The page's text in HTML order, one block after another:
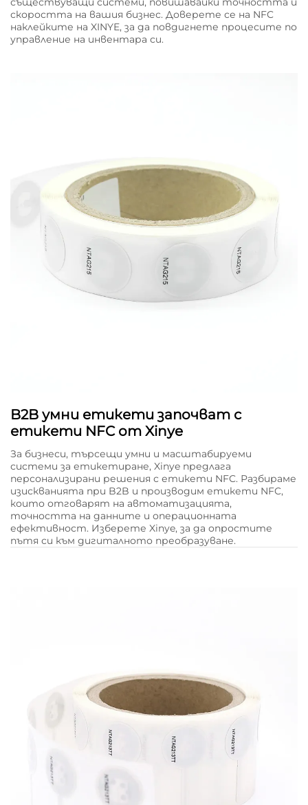
скоростта на вашия бизнес. Доверете се на NFC
наклейките на XINYE, за да повдигнете процесите по
управление на инвентара си.
B2B умни етикети започват с
етикети NFC от Xinye
За бизнеси, търсещи умни и масштабируеми
системи за етикетиране, Xinye предлага
персонализирани решения с етикети NFC. Разбираме
изискванията при B2B и производим етикети NFC,
които отговарят на автоматизацията,
точността на данните и операционната
ефективност. Изберете Xinye, за да опростите
пътя си към дигиталното преобразуване.